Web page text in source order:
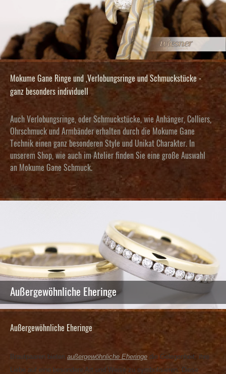
Mokume Gane Ringe und ,Verlobungsringe und Schmuckstücke -
ganz besonders individuell
Auch Verlobungsringe, oder Schmuckstücke, wie Anhänger, Colliers,
Ohrschmuck und Armbänder erhalten durch die Mokume Gane
Technik einen ganz besonderen Style und Unikat Charakter. In
unserem Shop, wie auch im Atelier finden Sie eine große Auswahl
an Mokume Gane Schmuck.
Außergewöhnliche Eheringe
Außergewöhnliche Eheringe
Brautpaaren bieten außergewöhnliche Eheringe die Gelegenheit, ihre
Liebe auf eine besondere Art und Weise zu symbolisieren. Diese